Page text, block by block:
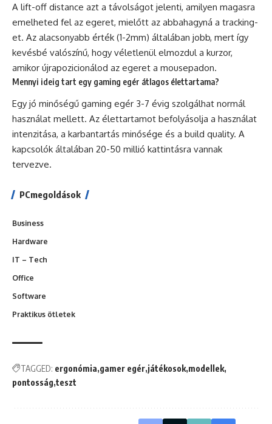
A lift-off distance azt a távolságot jelenti, amilyen magasra
emelheted fel az egeret, mielőtt az abbahagyná a tracking-
et. Az alacsonyabb érték (1-2mm) általában jobb, mert így
kevésbé valószínű, hogy véletlenül elmozdul a kurzor,
amikor újrapozicionálod az egeret a mousepadon.
Mennyi ideig tart egy gaming egér átlagos élettartama?
Egy jó minőségű gaming egér 3-7 évig szolgálhat normál
használat mellett. Az élettartamot befolyásolja a használat
intenzitása, a karbantartás minősége és a build quality. A
kapcsolók általában 20-50 millió kattintásra vannak
tervezve.
PCmegoldások
Business
Hardware
IT – Tech
Office
Software
Praktikus ötletek
TAGGED: ergonómia gamer egér játékosok modellek
pontosság teszt